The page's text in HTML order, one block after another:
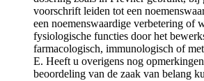
voorschrift leiden tot een
een noemenswaardige verbetering of
fysiologische functies door het
farmacologisch, immunologisch of
E. Heeft u overigens nog
beoordeling van de zaak van belang